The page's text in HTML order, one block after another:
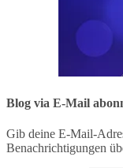
Blog via E-Mail
Gib deine E-Mail-
Benachrichtigungen